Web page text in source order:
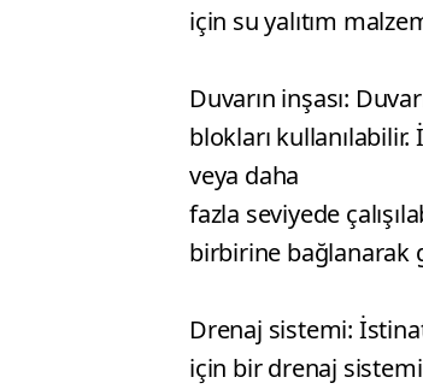
için su yalıtım
Duvarın inşası:
blokları
veya daha
fazla seviyede
birbirine bağlanarak
Drenaj sistemi:
için bir drenaj